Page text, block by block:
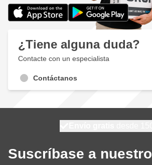
¿Tiene alguna duda?
Contacte con un especialista
Contáctanos
Suscríbase a nuestro